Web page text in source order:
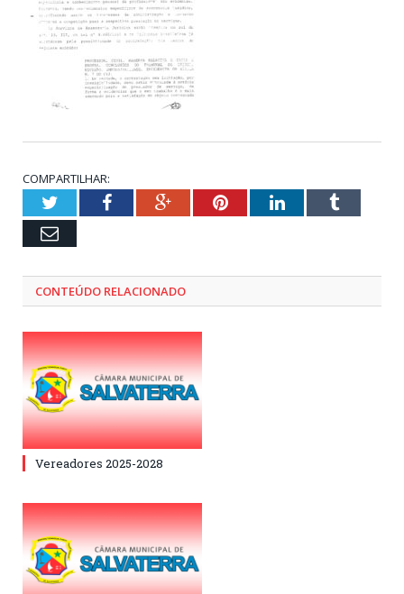
COMPARTILHAR:
TwitterFacebookGoogle+PinterestLinkedInTumblr
Email
CONTEÚDO RELACIONADO
Vereadores 2025-2028